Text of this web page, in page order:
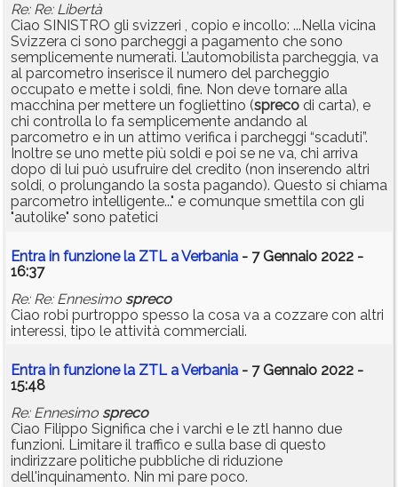
Re: Re: Libertà
Ciao SINISTRO gli svizzeri , copio e incollo: ...Nella vicina
Svizzera ci sono parcheggi a pagamento che sono
semplicemente numerati. L’automobilista parcheggia, va
al parcometro inserisce il numero del parcheggio
occupato e mette i soldi, fine. Non deve tornare alla
macchina per mettere un fogliettino (spreco di carta), e
chi controlla lo fa semplicemente andando al
parcometro e in un attimo verifica i parcheggi “scaduti”.
Inoltre se uno mette più soldi e poi se ne va, chi arriva
dopo di lui può usufruire del credito (non inserendo altri
soldi, o prolungando la sosta pagando). Questo si chiama
parcometro intelligente..." e comunque smettila con gli
"autolike" sono patetici
Entra in funzione la ZTL a Verbania - 7 Gennaio 2022 -
16:37
Re: Re: Ennesimo spreco
Ciao robi purtroppo spesso la cosa va a cozzare con altri
interessi, tipo le attività commerciali.
Entra in funzione la ZTL a Verbania - 7 Gennaio 2022 -
15:48
Re: Ennesimo spreco
Ciao Filippo Significa che i varchi e le ztl hanno due
funzioni. Limitare il traffico e sulla base di questo
indirizzare politiche pubbliche di riduzione
dell'inquinamento. Nin mi pare poco.